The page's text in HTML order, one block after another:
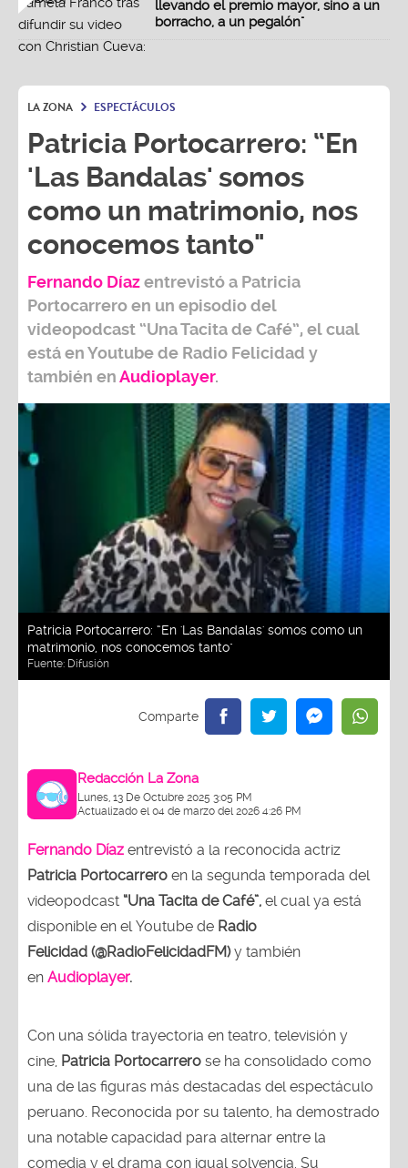
llevando el premio mayor, sino a un
borracho, a un pegalón"
LA ZONA ESPECTÁCULOS
Patricia Portocarrero: “En
'Las Bandalas' somos
como un matrimonio, nos
conocemos tanto"
Fernando Díazentrevistó a Patricia
Portocarreroen un episodio del
videopodcast “Una Tacita de Café”, el cual
está en Youtube de Radio Felicidad y
también enAudioplayer.
Patricia Portocarrero: “En 'Las Bandalas' somos como un
matrimonio, nos conocemos tanto"
Fuente: Difusión
Redacción La Zona
Lunes, 13 De Octubre 2025 3:05 PM
Actualizado el 04 de marzo del 2026 4:26 PM
Fernando Díaz entrevistó a la reconocida actriz
Patricia Portocarrero en la segunda temporada del
videopodcast “Una Tacita de Café”, el cual ya está
disponible en el Youtube de Radio
Felicidad (@RadioFelicidadFM)y también
en Audioplayer.
Con una sólida trayectoria en teatro, televisión y
cine, Patricia Portocarrero se ha consolidado como
una de las figuras más destacadas del espectáculo
peruano. Reconocida por su talento, ha demostrado
una notable capacidad para alternar entre la
comedia y el drama con igual solvencia. Su